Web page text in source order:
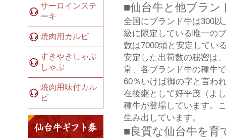
サーロインステ
ーキ
焼肉用カルビ
すきやきしゃぶ
しゃぶ
焼肉用味付カル
ビ
■仙台牛と他ブラン
全国にブランド牛は300
級に限定している唯一の
数は7000頭と安定してい
安定した出荷数の秘密は
常、各ブランド牛の種牛
60％いけば御の字と言わ
在後継として好平茂（よ
種牛が登場しています。
生み出しています。
■良質な仙台牛を育